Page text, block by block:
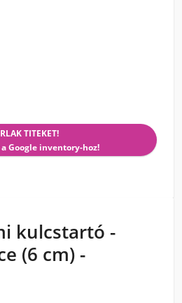
TITEKET!
Google inventory-hoz!
kulcstartó -
(6 cm) -